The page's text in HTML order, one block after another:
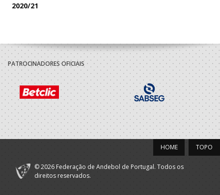
2020/21
XICO ANDEBOL
2019/20
A.A. Braga
CLUBE
DESPORTIVO
XICO ANDEBOL
Iniciados M / Juvenis M
2018/19
XICO ANDEBOL
Infantis M / Iniciados M
PATROCINADORES OFICIAIS
TOPO
HOME
© 2026 Federação de Andebol de Portugal. Todos os
direitos reservados.